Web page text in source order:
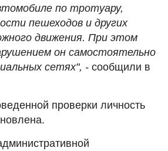
по тротуару,
пешеходов и других
движения. При этом
он самостоятельно
сетях", - сообщили в
проверки личность